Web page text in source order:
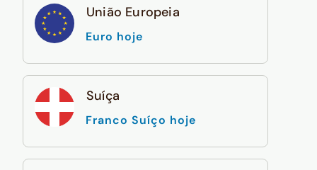
União Europeia
Euro hoje
Suíça
Franco Suíço hoje